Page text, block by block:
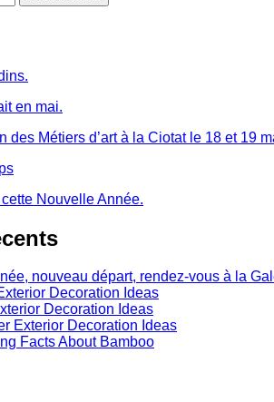
en mai.
des Métiers d’art à la Ciotat le 18 et 19
Nouvelle Année.
nouveau départ, rendez-vous à la
Decoration Ideas
Decoration Ideas
Exterior Decoration Ideas
Facts About Bamboo